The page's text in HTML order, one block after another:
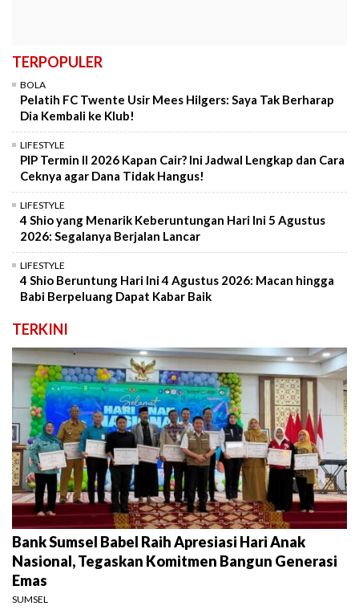
TERPOPULER
BOLA
Pelatih FC Twente Usir Mees Hilgers: Saya Tak Berharap
Dia Kembali ke Klub!
LIFESTYLE
PIP Termin II 2026 Kapan Cair? Ini Jadwal Lengkap dan Cara
Ceknya agar Dana Tidak Hangus!
LIFESTYLE
4 Shio yang Menarik Keberuntungan Hari Ini 5 Agustus
2026: Segalanya Berjalan Lancar
LIFESTYLE
4 Shio Beruntung Hari Ini 4 Agustus 2026: Macan hingga
Babi Berpeluang Dapat Kabar Baik
TERKINI
Bank Sumsel Babel Raih Apresiasi Hari Anak
Nasional, Tegaskan Komitmen Bangun Generasi
Emas
SUMSEL